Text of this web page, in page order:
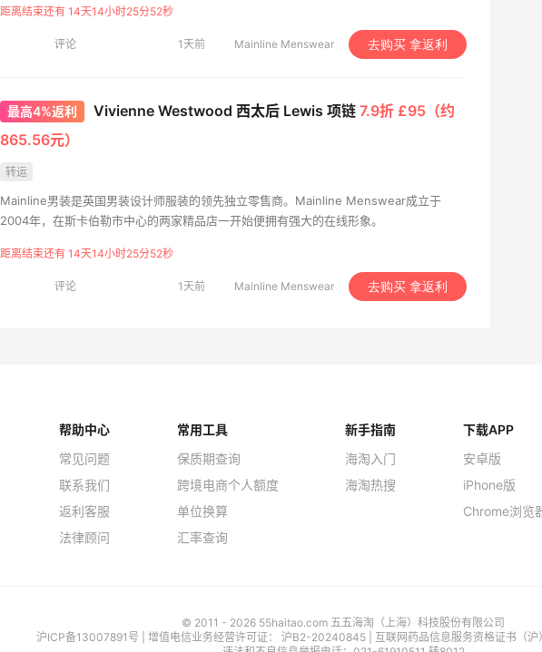
距离结束还有 14天14小时25分51秒
评论 1天前 Mainline Menswear 去购买 拿返利
最高4%返利 Vivienne Westwood 西太后 Lewis 项链 7.9折 £95（约
865.56元）
转运
Mainline男装是英国男装设计师服装的领先独立零售商。Mainline Menswear成立于
2004年，在斯卡伯勒市中心的两家精品店一开始便拥有强大的在线形象。
距离结束还有 14天14小时25分51秒
评论 1天前 Mainline Menswear 去购买 拿返利
帮助中心
常见问题
联系我们
返利客服
法律顾问
常用工具
保质期查询
跨境电商个人额度
单位换算
汇率查询
新手指南
海淘入门
海淘热搜
下载APP
安卓版
iPhone版
Chrome浏览
© 2011 - 2026 55haitao.com 五五海淘（上海）科技股份有限公司
沪ICP备13007891号
| 增值电信业务经营许可证： 沪B2-20240845
互联网药品信息服务资格证书（